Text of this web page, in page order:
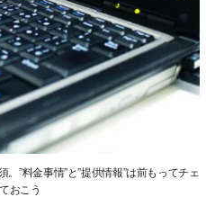
”料金事情”と”提供情報”は前もってチェ
おこう